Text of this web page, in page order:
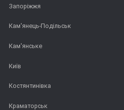
Запоріжжя
Кам'янець-Подільськ
Кам'янське
Київ
Костянтинівка
Краматорськ